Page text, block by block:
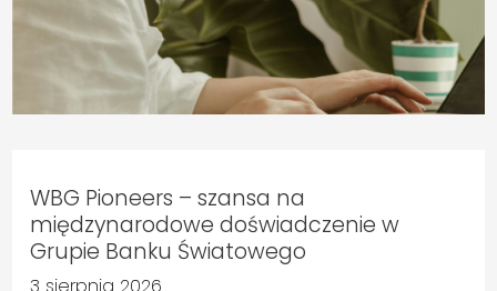
WBG Pioneers – szansa na
międzynarodowe doświadczenie w
Grupie Banku Światowego